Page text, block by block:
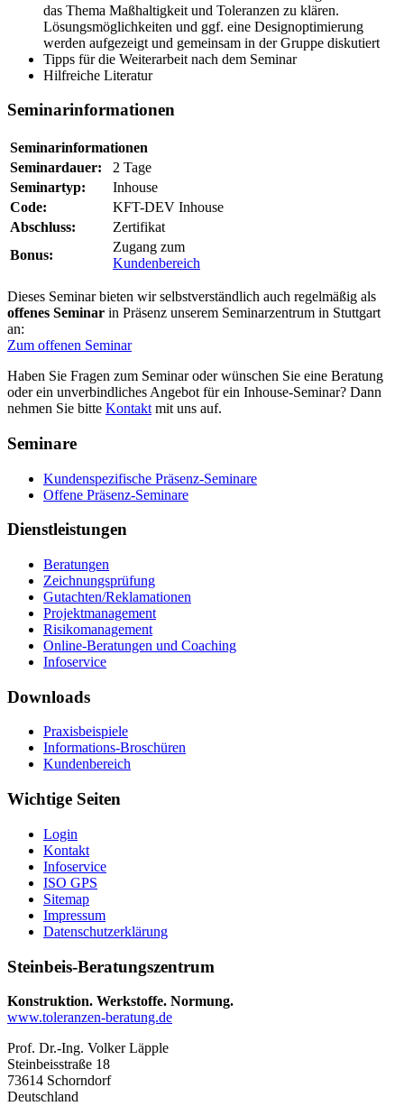
das Thema Maßhaltigkeit und Toleranzen zu klären.
Lösungsmöglichkeiten und ggf. eine Designoptimierung
werden aufgezeigt und gemeinsam in der Gruppe diskutiert
Tipps für die Weiterarbeit nach dem Seminar
Hilfreiche Literatur
Seminarinformationen
Seminarinformationen
Seminardauer:
2 Tage
Seminartyp:
Inhouse
Code:
KFT-DEV Inhouse
Abschluss:
Zertifikat
Bonus:
Zugang zum
Kundenbereich
Dieses Seminar bieten wir selbstverständlich auch regelmäßig als
offenes Seminar in Präsenz unserem Seminarzentrum in Stuttgart
an:
Zum offenen Seminar
Haben Sie Fragen zum Seminar oder wünschen Sie eine Beratung
oder ein unverbindliches Angebot für ein Inhouse-Seminar? Dann
nehmen Sie bitte Kontakt mit uns auf.
Seminare
Kundenspezifische Präsenz-Seminare
Offene Präsenz-Seminare
Dienstleistungen
Beratungen
Zeichnungsprüfung
Gutachten/Reklamationen
Projektmanagement
Risikomanagement
Online-Beratungen und Coaching
Infoservice
Downloads
Praxisbeispiele
Informations-Broschüren
Kundenbereich
Wichtige Seiten
Login
Kontakt
Infoservice
ISO GPS
Sitemap
Impressum
Datenschutzerklärung
Steinbeis-Beratungszentrum
Konstruktion. Werkstoffe. Normung.
www.toleranzen-beratung.de
Prof. Dr.-Ing. Volker Läpple
Steinbeisstraße 18
73614 Schorndorf
Deutschland